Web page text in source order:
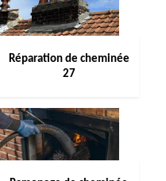
Réparation de cheminée
27